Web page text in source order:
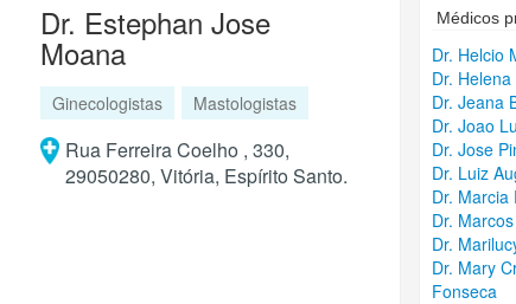
Dr. Estephan Jose
Moana
Ginecologistas Mastologistas
Rua Ferreira Coelho , 330,
29050280, Vitória, Espírito Santo.
Médicos
Dr. Helcio
Dr.
Dr. Jeana
Dr. Joao
Dr. Jose
Dr. Luiz
Dr. Marcia
Dr.
Dr.
Dr. Mary
Fonseca